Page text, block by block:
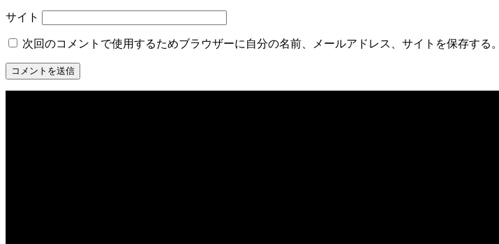
サイト
次回のコメントで使用するためブラウザーに自分の名前、メールアドレス、サイトを保存する。